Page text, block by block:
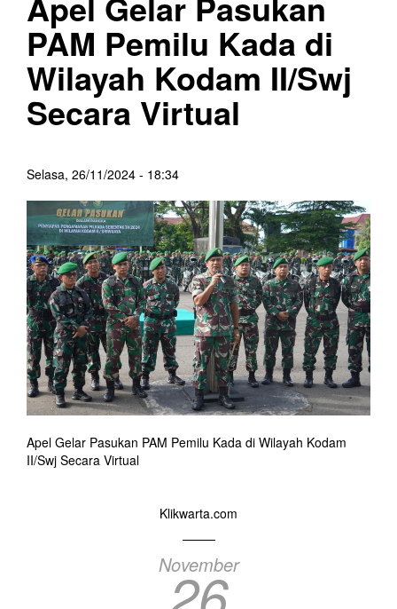
PAM Pemilu Kada di
Wilayah Kodam II/Swj
Secara Virtual
Selasa, 26/11/2024 - 18:34
Apel Gelar Pasukan PAM Pemilu Kada di Wilayah Kodam
II/Swj Secara Virtual
Klikwarta.com
November